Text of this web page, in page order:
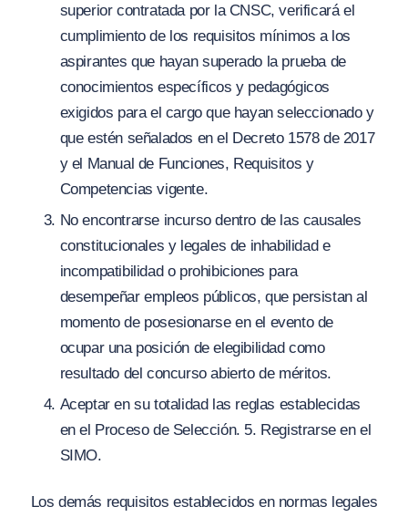
superior contratada por la CNSC, verificará el
cumplimiento de los requisitos mínimos a los
aspirantes que hayan superado la prueba de
conocimientos específicos y pedagógicos
exigidos para el cargo que hayan seleccionado y
que estén señalados en el Decreto 1578 de 2017
y el Manual de Funciones, Requisitos y
Competencias vigente.
No encontrarse incurso dentro de las causales
constitucionales y legales de inhabilidad e
incompatibilidad o prohibiciones para
desempeñar empleos públicos, que persistan al
momento de posesionarse en el evento de
ocupar una posición de elegibilidad como
resultado del concurso abierto de méritos.
Aceptar en su totalidad las reglas establecidas
en el Proceso de Selección. 5. Registrarse en el
SIMO.
Los demás requisitos establecidos en normas legales